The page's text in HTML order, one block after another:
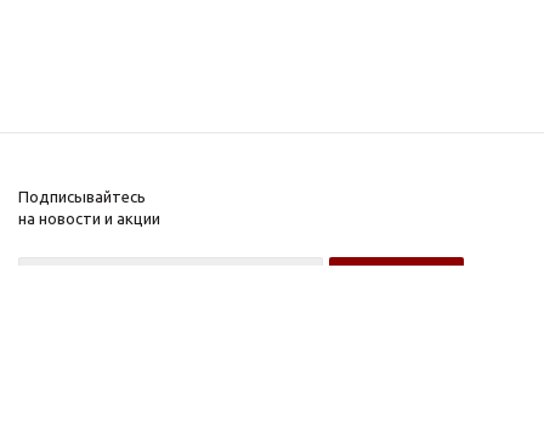
Подписывайтесь
на новости и акции